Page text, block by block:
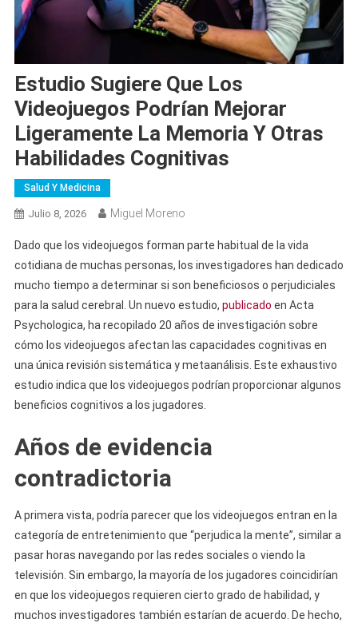
Estudio Sugiere Que Los
Videojuegos Podrían Mejorar
Ligeramente La Memoria Y Otras
Habilidades Cognitivas
Salud Y Medicina
Julio 8, 2026 Miguel Moreno
Dado que los videojuegos forman parte habitual de la vida
cotidiana de muchas personas, los investigadores han dedicado
mucho tiempo a determinar si son beneficiosos o perjudiciales
para la salud cerebral. Un nuevo estudio, publicado en Acta
Psychologica, ha recopilado 20 años de investigación sobre
cómo los videojuegos afectan las capacidades cognitivas en
una única revisión sistemática y metaanálisis. Este exhaustivo
estudio indica que los videojuegos podrían proporcionar algunos
beneficios cognitivos a los jugadores.
Años de evidencia
contradictoria
A primera vista, podría parecer que los videojuegos entran en la
categoría de entretenimiento que “perjudica la mente”, similar a
pasar horas navegando por las redes sociales o viendo la
televisión. Sin embargo, la mayoría de los jugadores coincidirían
en que los videojuegos requieren cierto grado de habilidad, y
muchos investigadores también estarían de acuerdo. De hecho,